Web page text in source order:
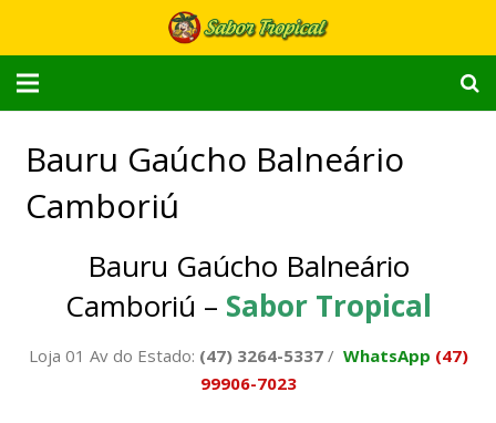
Bauru Gaúcho Balneário
Camboriú
Bauru Gaúcho Balneário
Camboriú – Sabor Tropical
Loja 01 Av do Estado: (47) 3264-5337/ WhatsApp (47)
99906-7023